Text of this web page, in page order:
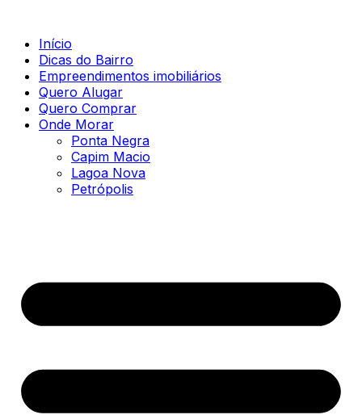
Início
Dicas do Bairro
Empreendimentos imobiliários
Quero Alugar
Quero Comprar
Onde Morar
Ponta Negra
Capim Macio
Lagoa Nova
Petrópolis